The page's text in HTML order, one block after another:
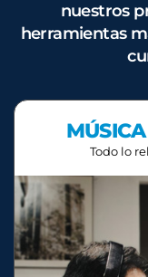
nuestros
herramientas
Todo lo